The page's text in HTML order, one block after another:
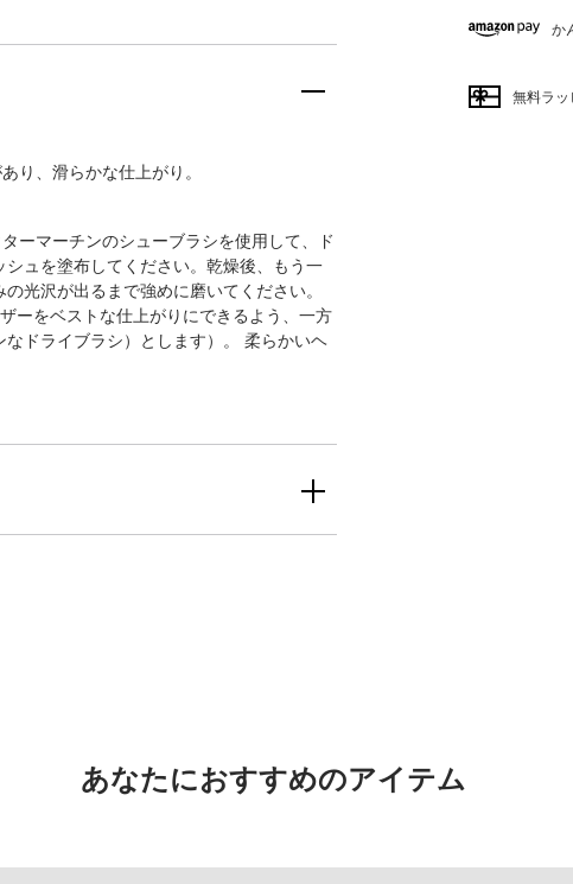
か
無料ラッ
り、滑らかな仕上がり。
ーマーチンのシューブラシを使用して、ド
ュを塗布してください。乾燥後、もう一
光沢が出るまで強めに磨いてください。
ーをベストな仕上がりにできるよう、一方
ドライブラシ）とします）。 柔らかいヘ
あなたにおすすめのアイテム